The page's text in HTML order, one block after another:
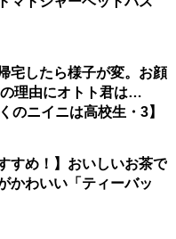
宅したら様子が変。お顔
理由にオトト君は…
のニイニは高校生・3】
すめ！】おいしいお茶で
かわいい「ティーバッ